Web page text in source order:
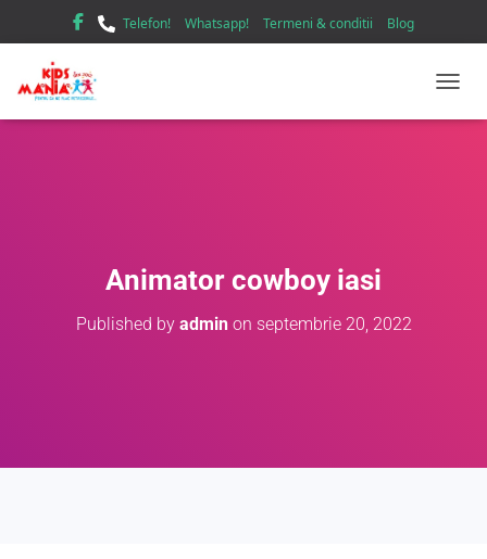
Telefon! Whatsapp! Termeni & conditii Blog
Animator cowboy iasi
Published by adminon septembrie 20, 2022